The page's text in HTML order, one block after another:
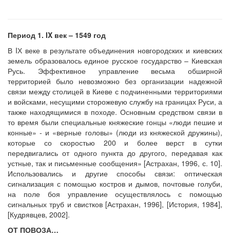
Период 1. IX век – 1549 год
В IХ веке в результате объединения новгородских и киевских
земель образовалось единое русское государство – Киевская
Русь. Эффективное управление весьма обширной
территорией было невозможно без организации надежной
связи между столицей в Киеве с подчиненными территориями
и войсками, несущими сторожевую службу на границах Руси, а
также находящимися в походе. Основным средством связи в
то время были специальные княжеские гонцы «люди пешие и
конные» - и «верные головы» (люди из княжеской дружины),
которые со скоростью 200 и более верст в сутки
передвигались от одного пункта до другого, передавая как
устные, так и письменные сообщения» [Астрахан, 1996, с. 10].
Использовались и другие способы связи: оптическая
сигнализация с помощью костров и дымов, почтовые голуби,
на поле боя управление осуществлялось с помощью
сигнальных труб и свистков [Астрахан, 1996], [История, 1984],
[Кудрявцев, 2002].
ОТ ПОВОЗА…